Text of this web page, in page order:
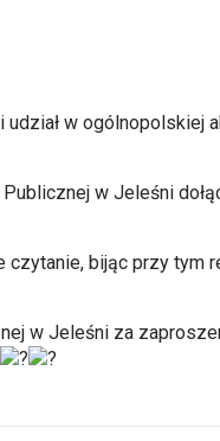
w ogólnopolskiej
w Jeleśni
czytanie, bijąc przy tym
w Jeleśni za